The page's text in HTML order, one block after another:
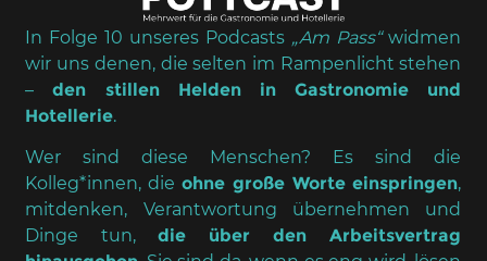
In Folge 10 unseres Podcasts „Am Pass“widmen
wir uns denen, die selten im Rampenlicht stehen
–den stillen Helden in Gastronomie und
Hotellerie.
Wer sind diese Menschen? Es sind die
Kolleg*innen, dieohne große Worte einspringen,
mitdenken, Verantwortung übernehmen und
Dinge tun,die über den Arbeitsvertrag